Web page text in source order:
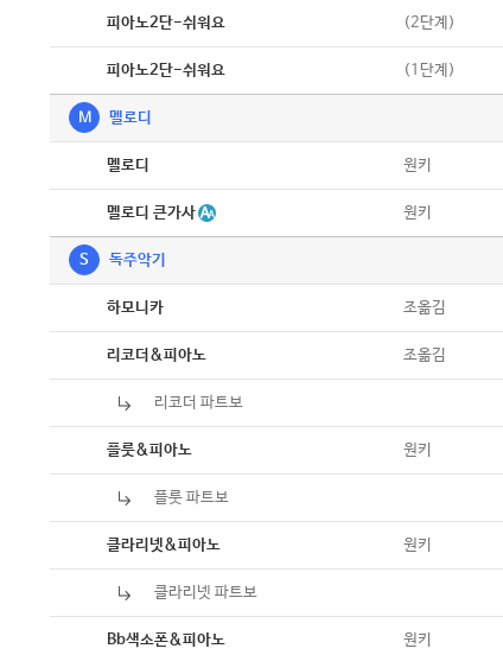
피아노2단-쉬워요 (2단계)
피아노2단-쉬워요 (1단계)
M 멜로디
멜로디 원키
멜로디 큰가사 원키
S 독주악기
하모니카 조옮김
리코더&피아노 조옮김
리코더 파트보
플룻&피아노 원키
플룻 파트보
클라리넷&피아노 원키
클라리넷 파트보
Bb색소폰&피아노 원키